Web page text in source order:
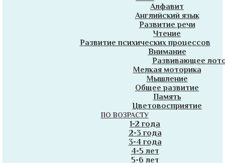
Алфавит
Английский язык
Развитие речи
Чтение
Развитие психических процессов
Внимание
Развивающее
Мелкая моторика
Мышление
Общее развитие
Память
Цветовосприятие
ПО ВОЗРАСТУ
1-2 года
2-3 года
3-4 года
4-5 лет
5-6 лет